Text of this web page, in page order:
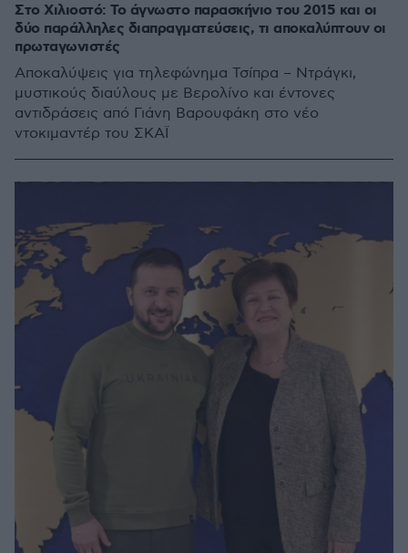
Στο Χιλιοστό: Το άγνωστο παρασκήνιο του 2015 και οι
δύο παράλληλες διαπραγματεύσεις, τι αποκαλύπτουν οι
πρωταγωνιστές
Αποκαλύψεις για τηλεφώνημα Τσίπρα – Ντράγκι,
μυστικούς διαύλους με Βερολίνο και έντονες
αντιδράσεις από Γιάνη Βαρουφάκη στο νέο
ντοκιμαντέρ του ΣΚΑΪ